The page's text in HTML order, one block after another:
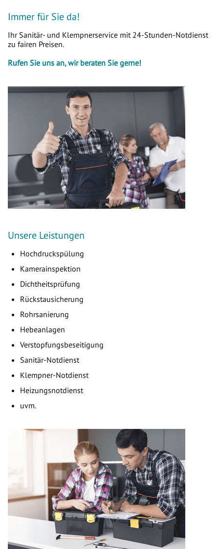
Immer für Sie da!
Ihr Sanitär- und Klempnerservice mit 24-Stunden-Notdienst
zu fairen Preisen.
Rufen Sie uns an, wir beraten Sie gerne!
Unsere Leistungen
Hochdruckspülung
Kamerainspektion
Dichtheitsprüfung
Rückstausicherung
Rohrsanierung
Hebeanlagen
Verstopfungsbeseitigung
Sanitär-Notdienst
Klempner-Notdienst
Heizungsnotdienst
uvm.